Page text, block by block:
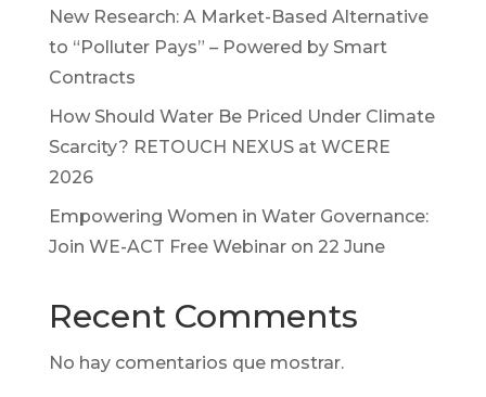
New Research: A Market-Based Alternative
to “Polluter Pays” – Powered by Smart
Contracts
How Should Water Be Priced Under Climate
Scarcity? RETOUCH NEXUS at WCERE
2026
Empowering Women in Water Governance:
Join WE-ACT Free Webinar on 22 June
Recent Comments
No hay comentarios que mostrar.